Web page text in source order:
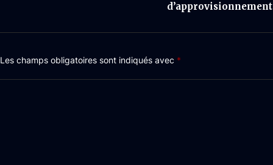
d’approvisionnement
Les champs obligatoires sont indiqués avec *